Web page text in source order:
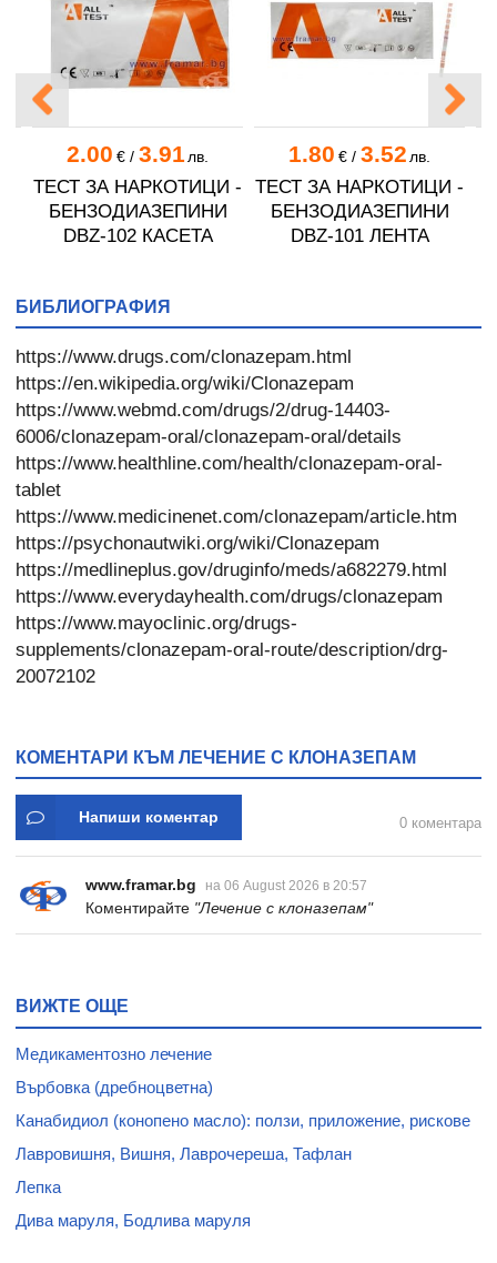
2.00 €/ 3.91 лв.
ТЕСТ ЗА НАРКОТИЦИ -
БЕНЗОДИАЗЕПИНИ
DBZ-102 КАСЕТА
1.80 €/ 3.52 лв.
ТЕСТ ЗА НАРКОТИЦИ -
БЕНЗОДИАЗЕПИНИ
DBZ-101 ЛЕНТА
БИБЛИОГРАФИЯ
https://www.drugs.com/clonazepam.html
https://en.wikipedia.org/wiki/Clonazepam
https://www.webmd.com/drugs/2/drug-14403-
6006/clonazepam-oral/clonazepam-oral/details
https://www.healthline.com/health/clonazepam-oral-
tablet
https://www.medicinenet.com/clonazepam/article.htm
https://psychonautwiki.org/wiki/Clonazepam
https://medlineplus.gov/druginfo/meds/a682279.html
https://www.everydayhealth.com/drugs/clonazepam
https://www.mayoclinic.org/drugs-
supplements/clonazepam-oral-route/description/drg-
20072102
КОМЕНТАРИ КЪМ ЛЕЧЕНИЕ С КЛОНАЗЕПАМ
Напиши коментар 0 коментара
www.framar.bg на 06 August 2026 в 20:57
Коментирайте "Лечение с клоназепам"
ВИЖТЕ ОЩЕ
Медикаментозно лечение
Върбовка (дребноцветна)
Канабидиол (конопено масло): ползи, приложение, рискове
Лавровишня, Вишня, Лаврочереша, Тафлан
Лепка
Дива маруля, Бодлива маруля